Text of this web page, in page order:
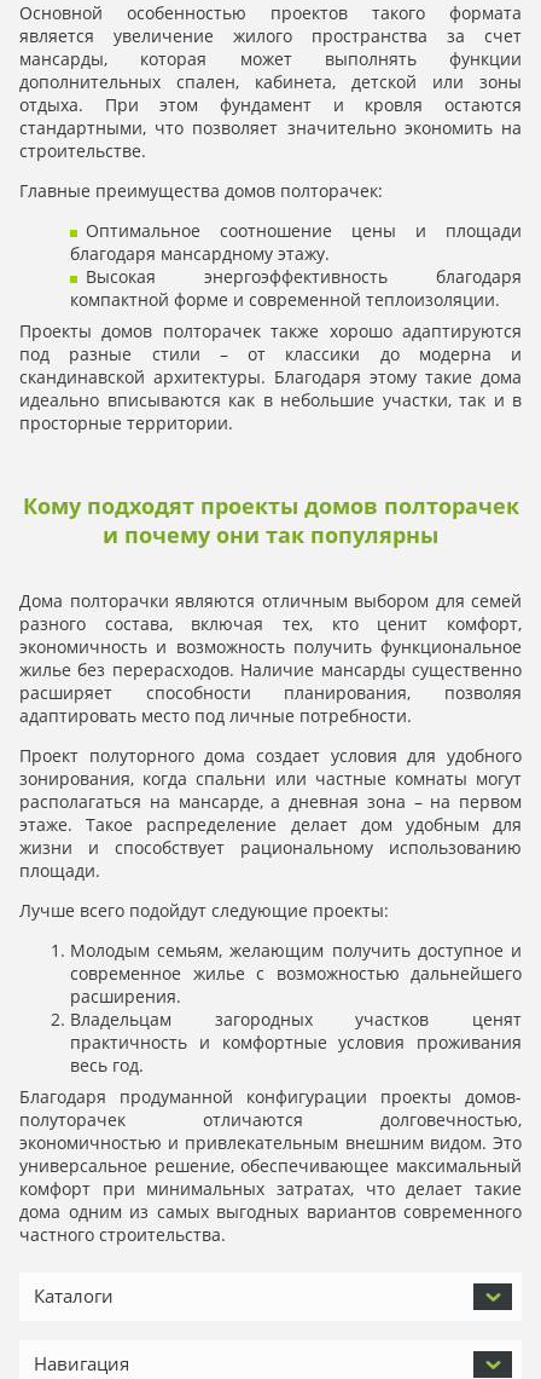
Основной особенностью проектов такого формата
является увеличение жилого пространства за счет
мансарды, которая может выполнять функции
дополнительных спален, кабинета, детской или зоны
отдыха. При этом фундамент и кровля остаются
стандартными, что позволяет значительно экономить на
строительстве.
Главные преимущества домов полторачек:
Оптимальное соотношение цены и площади
благодаря мансардному этажу.
Высокая энергоэффективность благодаря
компактной форме и современной теплоизоляции.
Проекты домов полторачек также хорошо адаптируются
под разные стили – от классики до модерна и
скандинавской архитектуры. Благодаря этому такие дома
идеально вписываются как в небольшие участки, так и в
просторные территории.
Кому подходят проекты домов полторачек
и почему они так популярны
Дома полторачки являются отличным выбором для семей
разного состава, включая тех, кто ценит комфорт,
экономичность и возможность получить функциональное
жилье без перерасходов. Наличие мансарды существенно
расширяет способности планирования, позволяя
адаптировать место под личные потребности.
Проект полуторного дома создает условия для удобного
зонирования, когда спальни или частные комнаты могут
располагаться на мансарде, а дневная зона – на первом
этаже. Такое распределение делает дом удобным для
жизни и способствует рациональному использованию
площади.
Лучше всего подойдут следующие проекты:
Молодым семьям, желающим получить доступное и
современное жилье с возможностью дальнейшего
расширения.
Владельцам загородных участков ценят
практичность и комфортные условия проживания
весь год.
Благодаря продуманной конфигурации проекты домов-
полуторачек отличаются долговечностью,
экономичностью и привлекательным внешним видом. Это
универсальное решение, обеспечивающее максимальный
комфорт при минимальных затратах, что делает такие
дома одним из самых выгодных вариантов современного
частного строительства.
Каталоги
Навигация